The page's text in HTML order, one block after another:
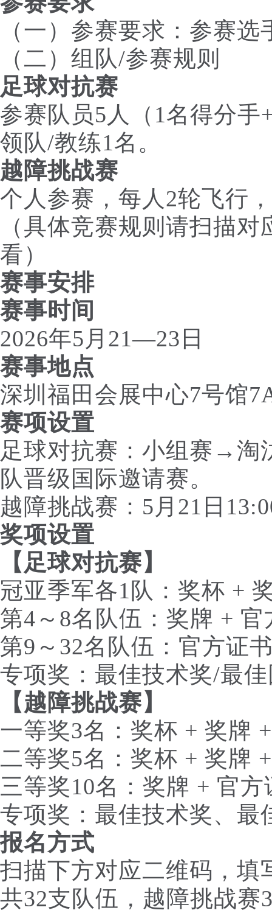
（一）参赛要求：参赛
（二）组队/参赛规则
足球对抗赛
参赛队员5人（1名得分
领队/教练1名。
越障挑战赛
个人参赛，每人2轮飞行
（具体竞赛规则请扫描
看）
赛事安排
赛事时间
2026年5月21—23日
赛事地点
深圳福田会展中心7号馆
赛项设置
足球对抗赛：小组赛→
队晋级国际邀请赛。
越障挑战赛：5月21日
奖项设置
【足球对抗赛】
冠亚季军各1队：奖杯 +
第4～8名队伍：奖牌 + 官
第9～32名队伍：官方证
专项奖：最佳技术奖/最
【越障挑战赛】
一等奖3名：奖杯 + 奖牌
二等奖5名：奖杯 + 奖牌
三等奖10名：奖牌 + 官方
专项奖：最佳技术奖、最
报名方式
扫描下方对应二维码，填
共32支队伍，越障挑战赛